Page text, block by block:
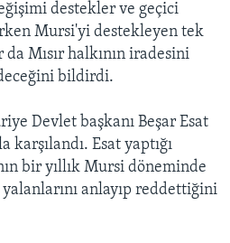
destekler ve geçici
Mursi'yi destekleyen tek
Mısır halkının iradesini
bildirdi.
Devlet başkanı Beşar Esat
Esat yaptığı
bir yıllık Mursi döneminde
anlayıp reddettiğini